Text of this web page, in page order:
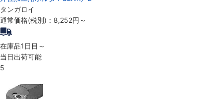
タンガロイ
通常価格(税別)： 8,252円 ～
在庫品1日目～
当日出荷可能
5